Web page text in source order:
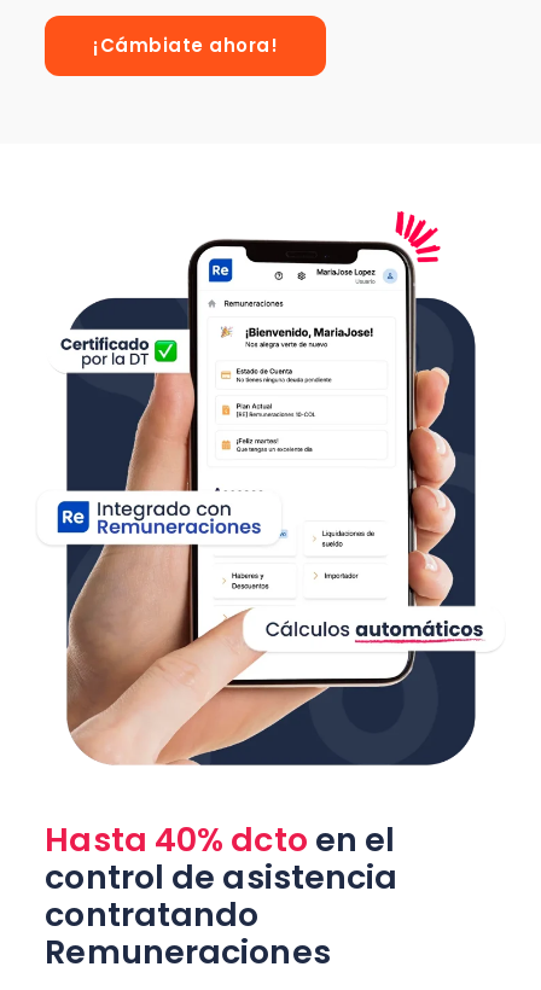
¡Cámbiate ahora!
Hasta 40% dcto en el
control de asistencia
contratando
Remuneraciones